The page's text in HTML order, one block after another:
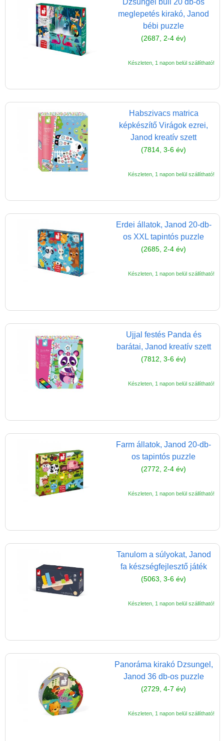
meglepetés kirakó, Janod
bébi puzzle
(2687, 2-4 év)
Készleten, 1 napon belül szállítható!
Habszivacs matrica
képkészítő Virágok ezrei,
Janod kreatív szett
(7814, 3-6 év)
Készleten, 1 napon belül szállítható!
Erdei állatok, Janod 20-db-
os XXL tapintós puzzle
(2685, 2-4 év)
Készleten, 1 napon belül szállítható!
Ujjal festés Panda és
barátai, Janod kreatív szett
(7812, 3-6 év)
Készleten, 1 napon belül szállítható!
Farm állatok, Janod 20-db-
os tapintós puzzle
(2772, 2-4 év)
Készleten, 1 napon belül szállítható!
Tanulom a súlyokat, Janod
fa készségfejlesztő játék
(5063, 3-6 év)
Készleten, 1 napon belül szállítható!
Panoráma kirakó Dzsungel,
Janod 36 db-os puzzle
(2729, 4-7 év)
Készleten, 1 napon belül szállítható!